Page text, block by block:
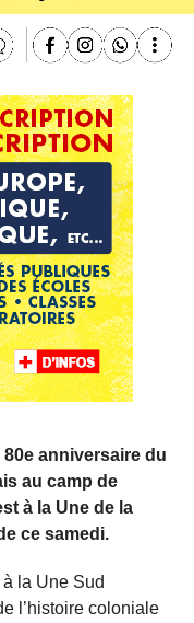
anniversaire du
au camp de
à la Une de la
ce samedi.
la Une Sud
l’histoire coloniale